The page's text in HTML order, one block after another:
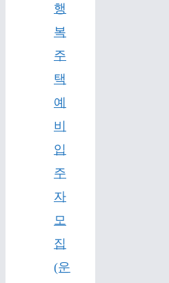
행
복
주
택
예
비
입
주
자
모
집
(운